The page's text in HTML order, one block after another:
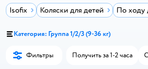
Isofix Коляски для детей По ходу
Категория: Группа 1/2/3 (9-36 кг)
Фильтры Получить за 1-2 часа